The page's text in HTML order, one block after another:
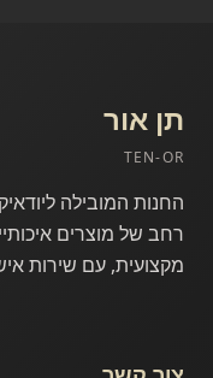
תן אור
TEN-OR
אודותינו
החנות המובילה
רחב של מוצרים
מקצועית, עם שירות